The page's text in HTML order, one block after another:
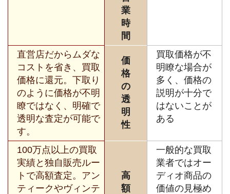
業
時
間
直営店だからムダな
コストを省き、買取
価格に還元。下取り
のように価格が不明
瞭ではなく、明確で
透明な査定が可能で
す。
価
格
の
透
明
性
買取価格が不
明瞭な場合が
多く、価格の
説明が十分で
はないことが
ある
100万点以上の買取
実績と独自販売ルー
トで高額査定。アン
ティークやヴィンテ
高
額
一般的な買取
業者ではオー
ディオ商品の
価値の見極め